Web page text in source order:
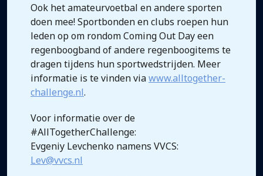
Ook het amateurvoetbal en andere sporten
doen mee! Sportbonden en clubs roepen hun
leden op om rondom Coming Out Day een
regenboogband of andere regenboogitems te
dragen tijdens hun sportwedstrijden. Meer
informatie is te vinden viawww.alltogether-
challenge.nl.
Voor informatie over de
#AllTogetherChallenge:
Evgeniy Levchenko namens VVCS:
Lev@vvcs.nl